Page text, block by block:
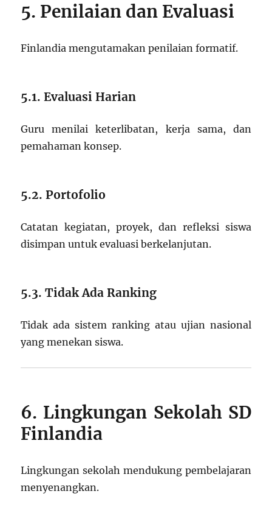
5. Penilaian dan Evaluasi
Finlandia mengutamakan penilaian formatif.
5.1. Evaluasi Harian
Guru menilai keterlibatan, kerja sama, dan
pemahaman konsep.
5.2. Portofolio
Catatan kegiatan, proyek, dan refleksi siswa
disimpan untuk evaluasi berkelanjutan.
5.3. Tidak Ada Ranking
Tidak ada sistem ranking atau ujian nasional
yang menekan siswa.
6. Lingkungan Sekolah SD
Finlandia
Lingkungan sekolah mendukung pembelajaran
menyenangkan.